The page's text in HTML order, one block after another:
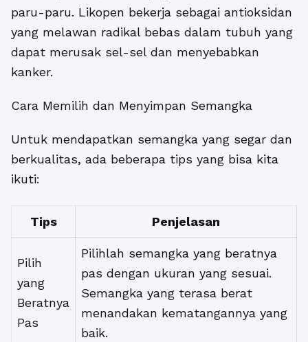
paru-paru. Likopen bekerja sebagai antioksidan
yang melawan radikal bebas dalam tubuh yang
dapat merusak sel-sel dan menyebabkan
kanker.
Cara Memilih dan Menyimpan Semangka
Untuk mendapatkan semangka yang segar dan
berkualitas, ada beberapa tips yang bisa kita
ikuti:
Tips Penjelasan
Pilih
yang
Beratnya
Pas
Pilihlah semangka yang beratnya
pas dengan ukuran yang sesuai.
Semangka yang terasa berat
menandakan kematangannya yang
baik.